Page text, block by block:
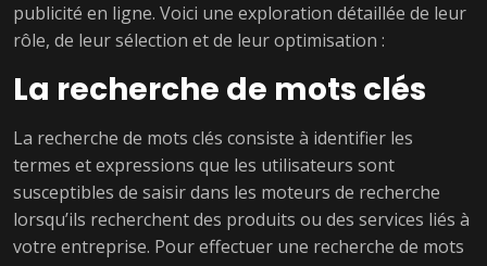
publicité en ligne. Voici une exploration détaillée de leur
rôle, de leur sélection et de leur optimisation :
La recherche de mots clés
La recherche de mots clés consiste à identifier les
termes et expressions que les utilisateurs sont
susceptibles de saisir dans les moteurs de recherche
lorsqu’ils recherchent des produits ou des services liés à
votre entreprise. Pour effectuer une recherche de mots